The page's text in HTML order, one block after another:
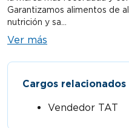
Garantizamos alimentos de
nutrición y sa...
Ver más
Cargos relacionados
Vendedor TAT